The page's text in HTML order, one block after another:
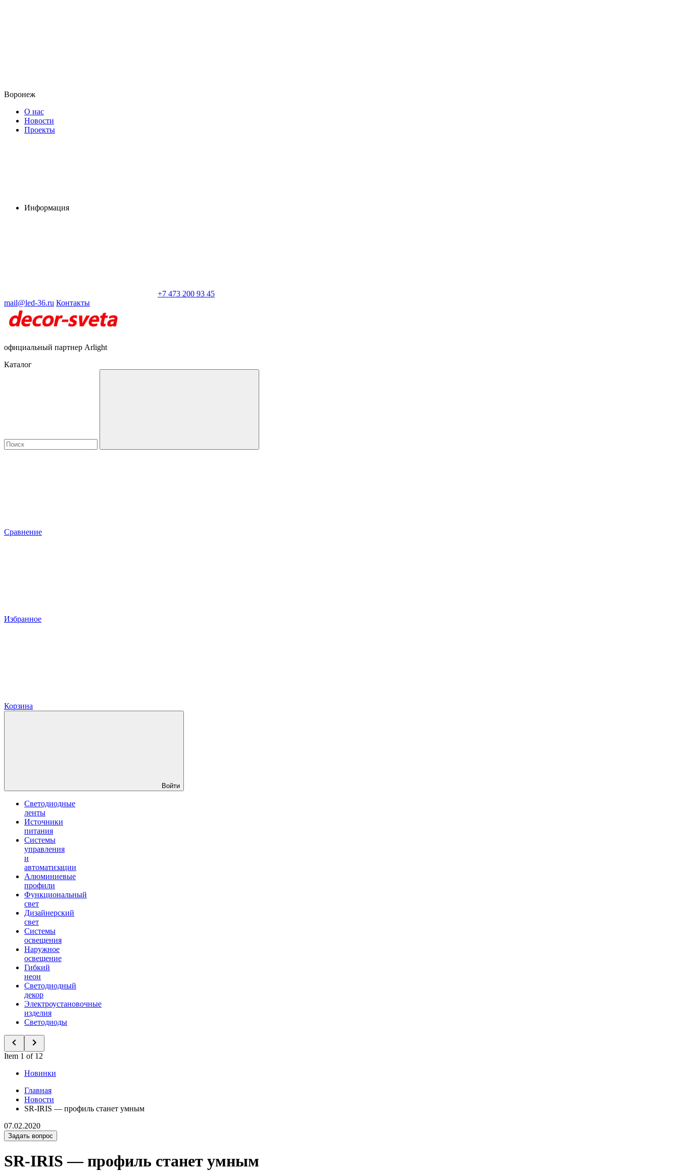
Воронеж
О нас
Новости
Проекты
Информация
+7 473 200 93 45
mail@led-36.ru Контакты
официальный партнер Arlight
Каталог
Сравнение
Избранное
Корзина
Войти
Светодиодные
ленты
Источники
питания
Системы
управления
и
автоматизации
Алюминиевые
профили
Функциональный
свет
Дизайнерский
свет
Системы
освещения
Наружное
освещение
Гибкий
неон
Светодиодный
декор
Электроустановочные
изделия
Светодиоды
Item 1 of 12
Новинки
Главная
Новости
SR-IRIS — профиль станет умным
07.02.2020
Задать вопрос
SR-IRIS — профиль станет умным